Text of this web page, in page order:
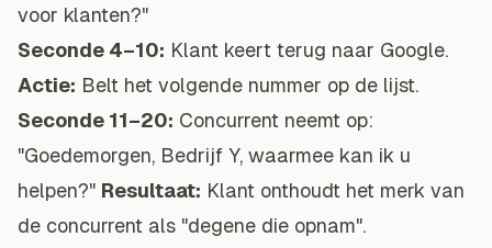
voor klanten?"
Seconde 4–10: Klant keert terug naar Google.
Actie: Belt het volgende nummer op de lijst.
Seconde 11–20: Concurrent neemt op:
"Goedemorgen, Bedrijf Y, waarmee kan ik u
helpen?" Resultaat: Klant onthoudt het merk van
de concurrent als "degene die opnam".